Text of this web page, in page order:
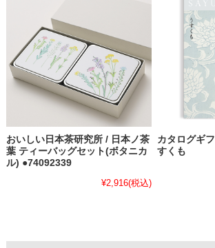
おいしい日本茶研究所 / 日本ノ茶
葉 ティーバッグセット(ボタニカ
ル) ●74092339
¥2,916(税込)
カタログギ
すくも